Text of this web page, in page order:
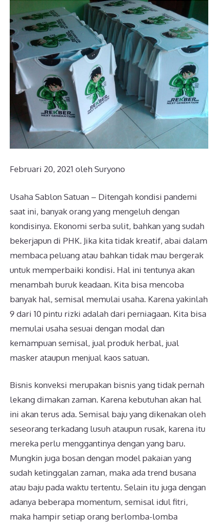
Februari 20, 2021 olehSuryono
Usaha Sablon Satuan – Ditengah kondisi pandemi
saat ini, banyak orang yang mengeluh dengan
kondisinya. Ekonomi serba sulit, bahkan yang sudah
bekerjapun di PHK. Jika kita tidak kreatif, abai dalam
membaca peluang atau bahkan tidak mau bergerak
untuk memperbaiki kondisi. Hal ini tentunya akan
menambah buruk keadaan. Kita bisa mencoba
banyak hal, semisal memulai usaha. Karena yakinlah
9 dari 10 pintu rizki adalah dari perniagaan. Kita bisa
memulai usaha sesuai dengan modal dan
kemampuan semisal, jual produk herbal, jual
masker ataupun menjual kaos satuan.
Bisnis konveksi merupakan bisnis yang tidak pernah
lekang dimakan zaman. Karena kebutuhan akan hal
ini akan terus ada. Semisal baju yang dikenakan oleh
seseorang terkadang lusuh ataupun rusak, karena itu
mereka perlu menggantinya dengan yang baru.
Mungkin juga bosan dengan model pakaian yang
sudah ketinggalan zaman, maka ada trend busana
atau baju pada waktu tertentu. Selain itu juga dengan
adanya beberapa momentum, semisal idul fitri,
maka hampir setiap orang berlomba-lomba